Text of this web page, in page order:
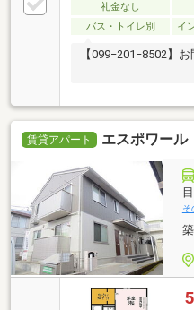
礼金なし
バス・トイレ別
イ
【099−201−8502】
賃貸アパート エスポワー
そ